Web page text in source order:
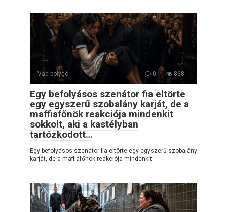
Vad bolygó 0 868
Egy befolyásos szenátor fia eltörte
egy egyszerű szobalány karját, de a
maffiafőnök reakciója mindenkit
sokkolt, aki a kastélyban
tartózkodott…
Egy befolyásos szenátor fia eltörte egy egyszerű szobalány
karját, de a maffiafőnök reakciója mindenkit